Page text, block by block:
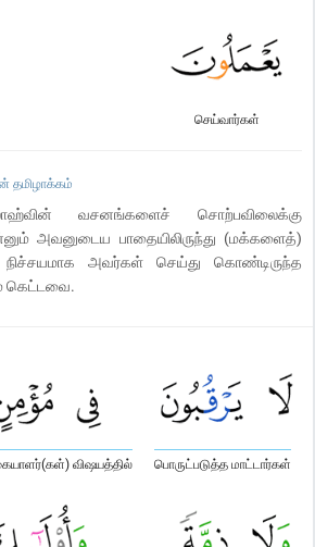
செய்வார்கள்
தமிழாக்கம்
வசனங்களைச் சொற்பவிலைக்கு
அவனுடைய பாதையிலிருந்து (மக்களைத்)
நிச்சயமாக அவர்கள் செய்து கொண்டிருந்த
கெட்டவை.
பொருட்படுத்த மாட்டார்கள்
விஷயத்தில்